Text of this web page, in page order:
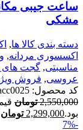
ساعت جیبی
مشکی
دسته بندی کالا ها,
اکسسوری مردانه,
مناسبتی, گجت های
عروسی, فروش
کد محصول:
2,550,000 تومان
بود.2,299,000 تومان
-7%